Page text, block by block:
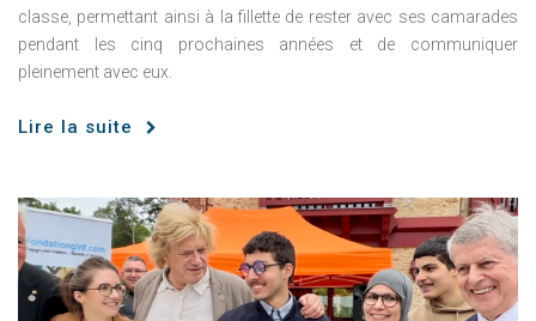
classe, permettant ainsi à la fillette de rester avec ses camarades
pendant les cinq prochaines années et de communiquer
pleinement avec eux.
Lire la suite